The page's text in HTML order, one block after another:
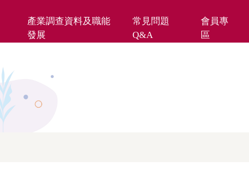
產業調查資料及職能
發展
常見問題
Q&A
會員專
區